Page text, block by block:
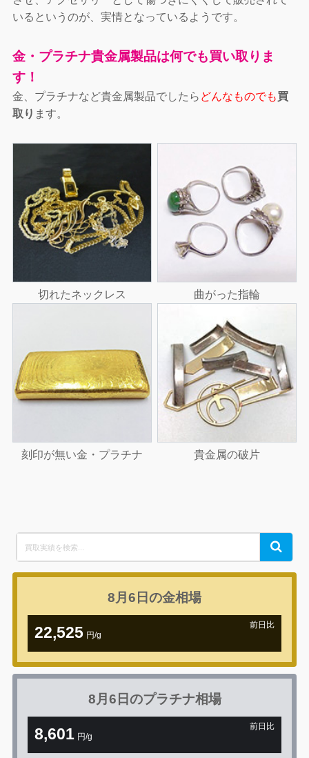
いるというのが、実情となっているようです。
金・プラチナ貴金属製品は何でも買い取りま
す！
金、プラチナなど貴金属製品でしたら どんなものでも買
取り ます。
切れたネックレス 曲がった指輪
刻印が無い金・プラチナ 貴金属の破片
for:
Search
8月6日の金相場
22,525 円/g
前日比
8月6日のプラチナ相場
8,601 円/g
前日比